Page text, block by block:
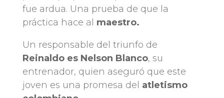
fue ardua. Una prueba de que la
práctica hace al maestro.
Un responsable del triunfo de
Reinaldo es Nelson Blanco, su
entrenador, quien aseguró que este
joven es una promesa del atletismo